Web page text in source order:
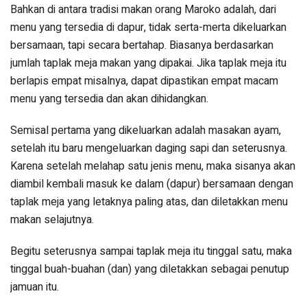
Bahkan di antara tradisi makan orang Maroko adalah, dari
menu yang tersedia di dapur, tidak serta-merta dikeluarkan
bersamaan, tapi secara bertahap. Biasanya berdasarkan
jumlah taplak meja makan yang dipakai. Jika taplak meja itu
berlapis empat misalnya, dapat dipastikan empat macam
menu yang tersedia dan akan dihidangkan.
Semisal pertama yang dikeluarkan adalah masakan ayam,
setelah itu baru mengeluarkan daging sapi dan seterusnya.
Karena setelah melahap satu jenis menu, maka sisanya akan
diambil kembali masuk ke dalam (dapur) bersamaan dengan
taplak meja yang letaknya paling atas, dan diletakkan menu
makan selajutnya.
Begitu seterusnya sampai taplak meja itu tinggal satu, maka
tinggal buah-buahan (dan) yang diletakkan sebagai penutup
jamuan itu.